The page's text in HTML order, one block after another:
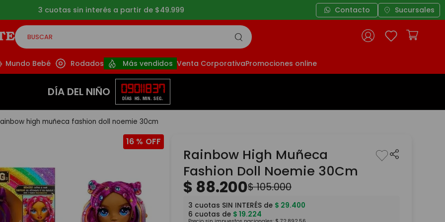
Envíos gratis a partir de $39.999 (CABA y GBA*) Contacto Sucursales
BUSCAR
Mundo Bebé Rodados Más vendidos Venta CorporativaPromociones online
DÍA DEL NIÑO 09
DÍAS
01
HS.
18
MIN.
36
SEG.
high muñeca fashion doll noemie 30cm
16 %
Rainbow High Muñeca
Fashion Doll Noemie 30Cm
$ 88.200$105.000
3 cuotas SIN INTERÉS de $ 29.400
6 cuotas de $ 19.224